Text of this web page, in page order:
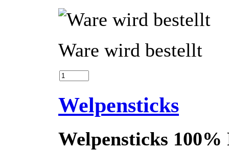
Ware wird bestellt
Welpensticks
Welpensticks 100%